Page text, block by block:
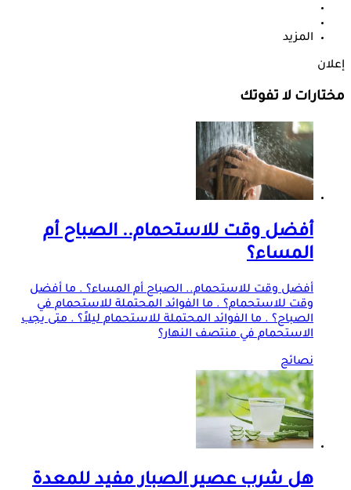
المزيد
إعلان
مختارات لا تفوتك
أفضل وقت للاستحمام.. الصباح أم
المساء؟
أفضل وقت للاستحمام.. الصباح أم المساء؟ . ما أفضل
وقت للاستحمام؟ . ما الفوائد المحتملة للاستحمام في
الصباح؟ . ما الفوائد المحتملة للاستحمام ليلاً؟ . متى يجب
الاستحمام في منتصف النهار؟
نصائح
هل شرب عصير الصبار مفيد للمعدة